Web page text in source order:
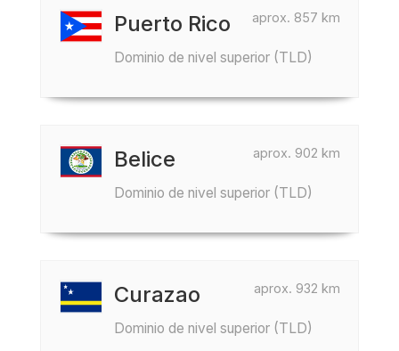
aprox. 857 km
Puerto Rico
Dominio de nivel superior (TLD)
aprox. 902 km
Belice
Dominio de nivel superior (TLD)
aprox. 932 km
Curazao
Dominio de nivel superior (TLD)